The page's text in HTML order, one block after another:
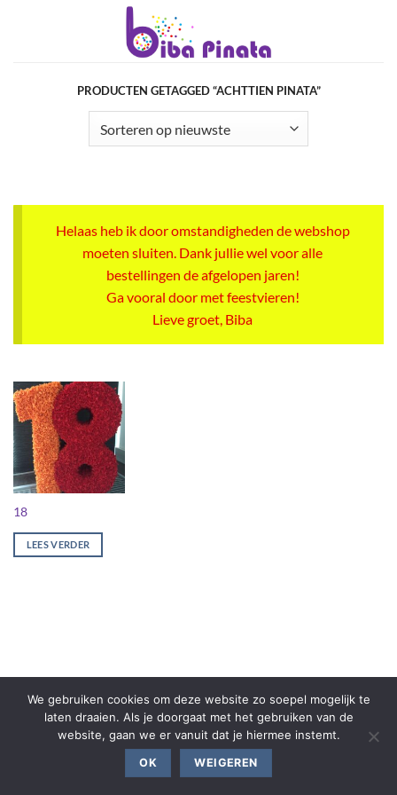
PRODUCTEN GETAGGED “ACHTTIEN PINATA”
Helaas heb ik door omstandigheden de webshop
moeten sluiten. Dank jullie wel voor alle
bestellingen de afgelopen jaren!
Ga vooral door met feestvieren!
Lieve groet, Biba
18
LEES VERDER
We gebruiken cookies om deze website zo soepel mogelijk te
laten draaien. Als je doorgaat met het gebruiken van de
website, gaan we er vanuit dat je hiermee instemt.
OK WEIGEREN